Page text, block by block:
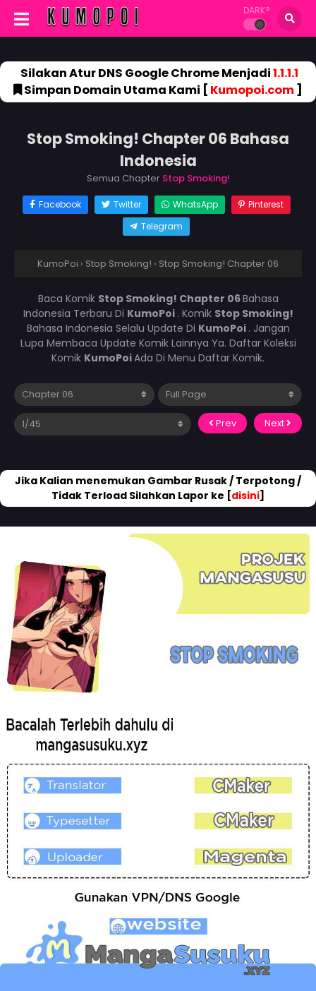
DARK?
Silakan Atur DNS Google Chrome Menjadi1.1.1.1
Simpan Domain Utama Kami [ Kumopoi.com]
Stop Smoking! Chapter 06 Bahasa
Indonesia
Semua Chapter Stop Smoking!
Facebook Twitter WhatsApp
Pinterest
Telegram
KumoPoi › Stop Smoking! › Stop Smoking! Chapter 06
Baca Komik Stop Smoking! Chapter 06Bahasa
Indonesia Terbaru Di KumoPoi . Komik Stop Smoking!
Bahasa Indonesia Selalu Update Di KumoPoi . Jangan
Lupa Membaca Update Komik Lainnya Ya. Daftar Koleksi
Komik KumoPoiAda Di Menu Daftar Komik.
Prev Next
Jika Kalian menemukan Gambar Rusak / Terpotong /
Tidak Terload Silahkan Lapor ke [disini]